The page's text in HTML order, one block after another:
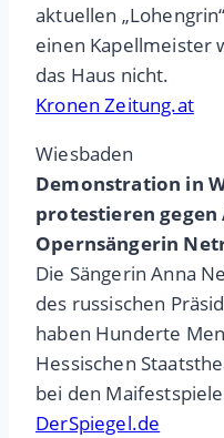
aktuellen
einen Kapellmeister
das Haus nicht.
Kronen Zeitung.at
Wiesbaden
Demonstration in
protestieren
Opernsängerin
Die Sängerin Anna
des russischen
haben Hunderte
Hessischen
bei den
DerSpiegel.de